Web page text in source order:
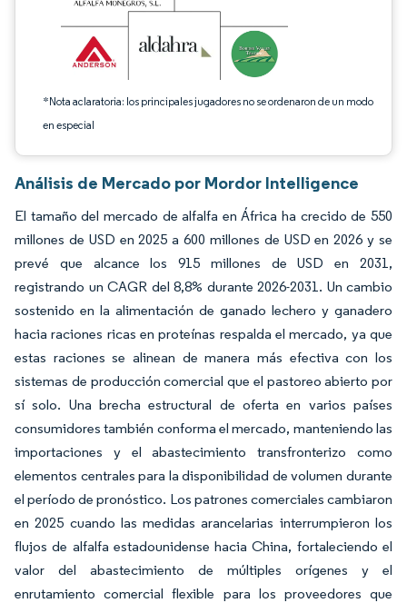
*Nota aclaratoria: los principales jugadores no se ordenaron de un modo
en especial
Análisis de Mercado por Mordor Intelligence
El tamaño del mercado de alfalfa en África ha crecido de 550
millones de USD en 2025 a 600 millones de USD en 2026 y se
prevé que alcance los 915 millones de USD en 2031,
registrando un CAGR del 8,8% durante 2026-2031. Un cambio
sostenido en la alimentación de ganado lechero y ganadero
hacia raciones ricas en proteínas respalda el mercado, ya que
estas raciones se alinean de manera más efectiva con los
sistemas de producción comercial que el pastoreo abierto por
sí solo. Una brecha estructural de oferta en varios países
consumidores también conforma el mercado, manteniendo las
importaciones y el abastecimiento transfronterizo como
elementos centrales para la disponibilidad de volumen durante
el período de pronóstico. Los patrones comerciales cambiaron
en 2025 cuando las medidas arancelarias interrumpieron los
flujos de alfalfa estadounidense hacia China, fortaleciendo el
valor del abastecimiento de múltiples orígenes y el
enrutamiento comercial flexible para los proveedores que